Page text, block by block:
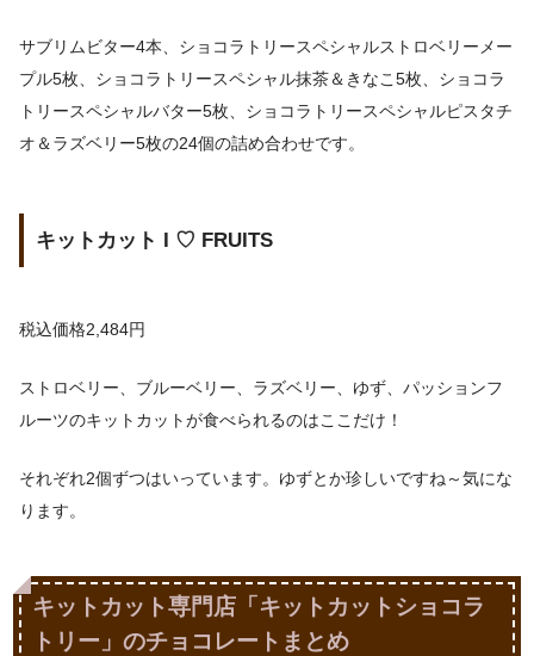
サブリムビター4本、ショコラトリースペシャルストロベリーメー
プル5枚、ショコラトリースペシャル抹茶＆きなこ5枚、ショコラ
トリースペシャルバター5枚、ショコラトリースペシャルピスタチ
オ＆ラズベリー5枚の24個の詰め合わせです。
キットカット I ♡ FRUITS
税込価格2,484円
ストロベリー、ブルーベリー、ラズベリー、ゆず、パッションフ
ルーツのキットカットが食べられるのはここだけ！
それぞれ2個ずつはいっています。ゆずとか珍しいですね～気にな
ります。
キットカット専門店「キットカットショコラ
トリー」のチョコレートまとめ